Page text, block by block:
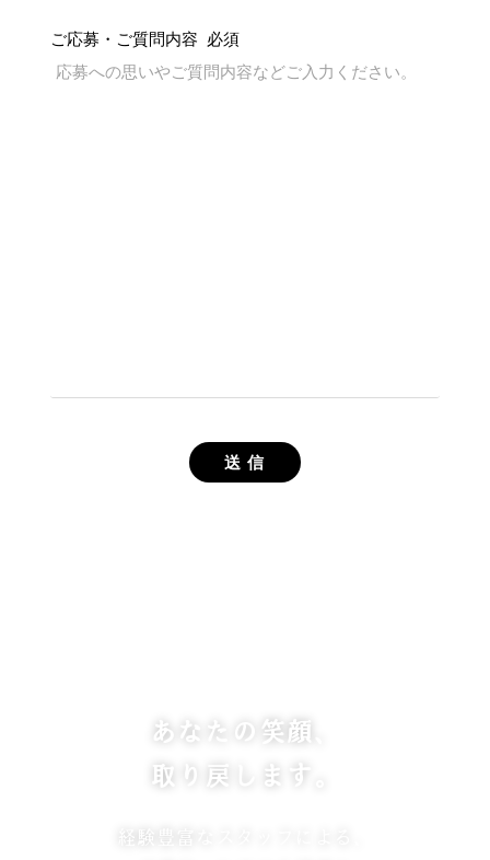
ご応募・ご質問内容 必須
あなたの笑顔、
取り戻します。
経験豊富なスタッフによる、